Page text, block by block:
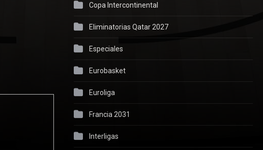
Copa Intercontinental
Eliminatorias Qatar 2027
Especiales
Eurobasket
Euroliga
Francia 2031
Interligas